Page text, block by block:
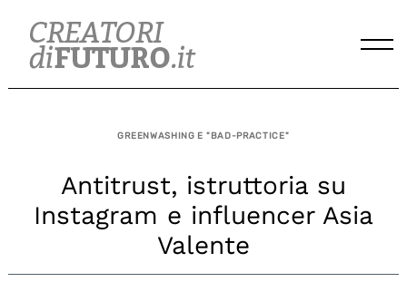
content
GREENWASHING E "BAD-PRACTICE"
Antitrust, istruttoria su
Instagram e influencer Asia
Valente